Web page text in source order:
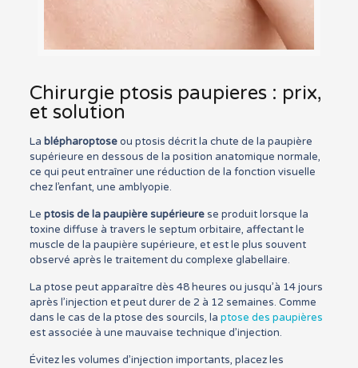
Chirurgie ptosis paupieres : prix,
et solution
La blépharoptoseou ptosis décrit la chute de la paupière
supérieure en dessous de la position anatomique normale,
ce qui peut entraîner une réduction de la fonction visuelle
chez l’enfant, une amblyopie.
Le ptosis de la paupière supérieurese produit lorsque la
toxine diffuse à travers le septum orbitaire, affectant le
muscle de la paupière supérieure, et est le plus souvent
observé après le traitement du complexe glabellaire.
La ptose peut apparaître dès 48 heures ou jusqu’à 14 jours
après l’injection et peut durer de 2 à 12 semaines. Comme
dans le cas de la ptose des sourcils, la ptose des paupières
est associée à une mauvaise technique d’injection.
Évitez les volumes d’injection importants, placez les